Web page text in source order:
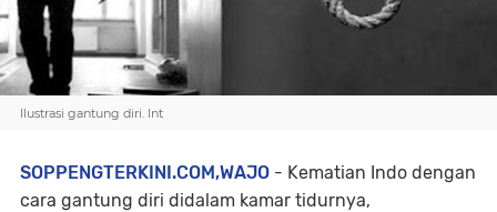
Ilustrasi gantung diri. Int
SOPPENGTERKINI.COM,WAJO - Kematian Indo dengan
cara gantung diri didalam kamar tidurnya,